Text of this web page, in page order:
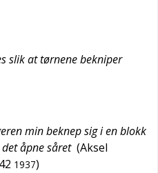
slik at tørnene bekniper
min beknep sig i en blokk
åpne såret (Aksel
1937)